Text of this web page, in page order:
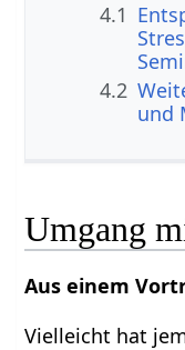
4.1
4.2
und
Umgang
Aus einem
Vielleicht hat